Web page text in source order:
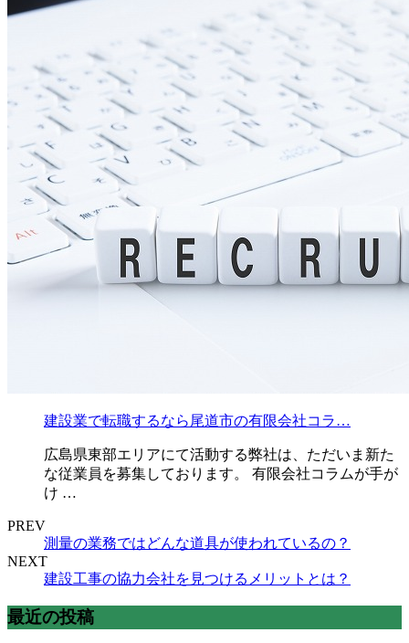
建設業で転職するなら尾道市の有限会社コラ…
広島県東部エリアにて活動する弊社は、ただいま新た
な従業員を募集しております。 有限会社コラムが手が
け …
PREV
測量の業務ではどんな道具が使われているの？
NEXT
建設工事の協力会社を見つけるメリットとは？
最近の投稿